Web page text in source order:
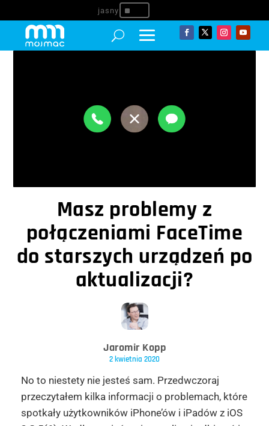
^
Masz problemy z
połączeniami FaceTime
do starszych urządzeń po
aktualizacji?
Jaromir Kopp
2 kwietnia 2020
No to niestety nie jesteś sam. Przedwczoraj
przeczytałem kilka informacji o problemach, które
spotkały użytkowników iPhone’ów i iPadów z iOS